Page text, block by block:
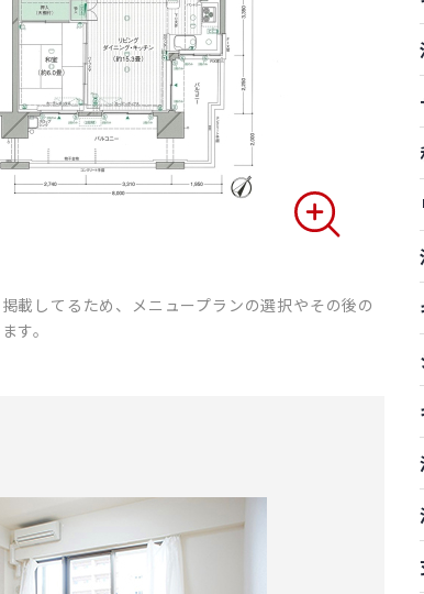
載してるため、メニュープランの選択やその後の
す。